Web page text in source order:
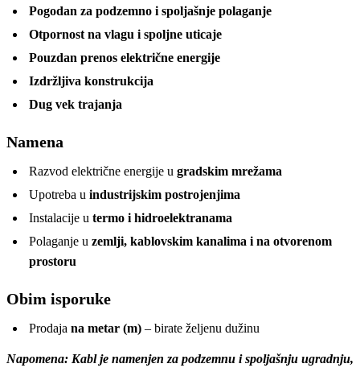
Pogodan za podzemno i spoljašnje polaganje
Otpornost na vlagu i spoljne uticaje
Pouzdan prenos električne energije
Izdržljiva konstrukcija
Dug vek trajanja
Namena
Razvod električne energije u gradskim mrežama
Upotreba u industrijskim postrojenjima
Instalacije u termo i hidroelektranama
Polaganje u zemlji, kablovskim kanalima i na otvorenom
prostoru
Obim isporuke
Prodaja na metar (m) – birate željenu dužinu
Napomena: Kabl je namenjen za podzemnu i spoljašnju ugradnju,